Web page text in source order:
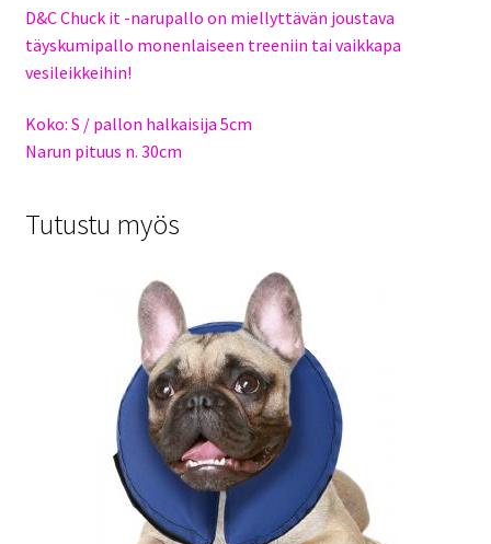
D&C Chuck it -narupallo on miellyttävän joustava
täyskumipallo monenlaiseen treeniin tai vaikkapa
vesileikkeihin!
Koko: S / pallon halkaisija 5cm
Narun pituus n. 30cm
Tutustu myös